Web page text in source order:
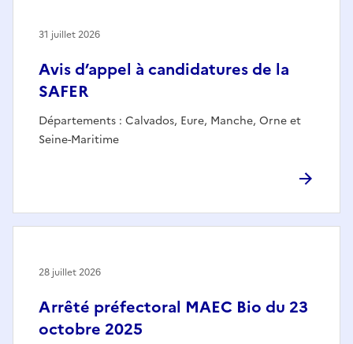
Avis d’appel à candidatures de la
SAFER
Départements : Calvados, Eure, Manche, Orne et
Seine-Maritime
31 juillet 2026
Arrêté préfectoral MAEC Bio du 23
octobre 2025
28 juillet 2026